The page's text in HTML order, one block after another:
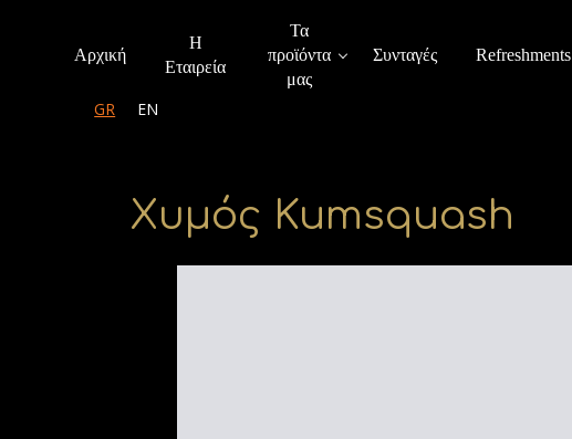
Αρχική
Η
Εταιρεία
Τα
προϊόντα
μας
Συνταγές Refreshments
GR EN
Χυμός Kumsquash